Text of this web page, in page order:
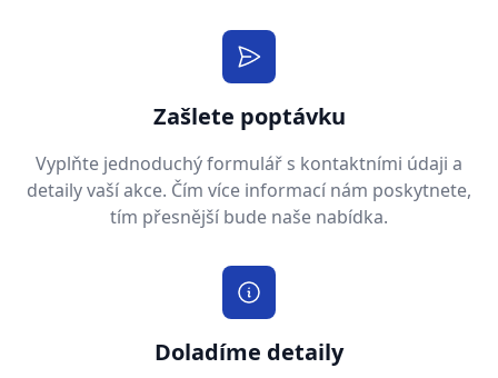
Zašlete poptávku
Vyplňte jednoduchý formulář s kontaktními údaji a
detaily vaší akce. Čím více informací nám poskytnete,
tím přesnější bude naše nabídka.
Doladíme detaily